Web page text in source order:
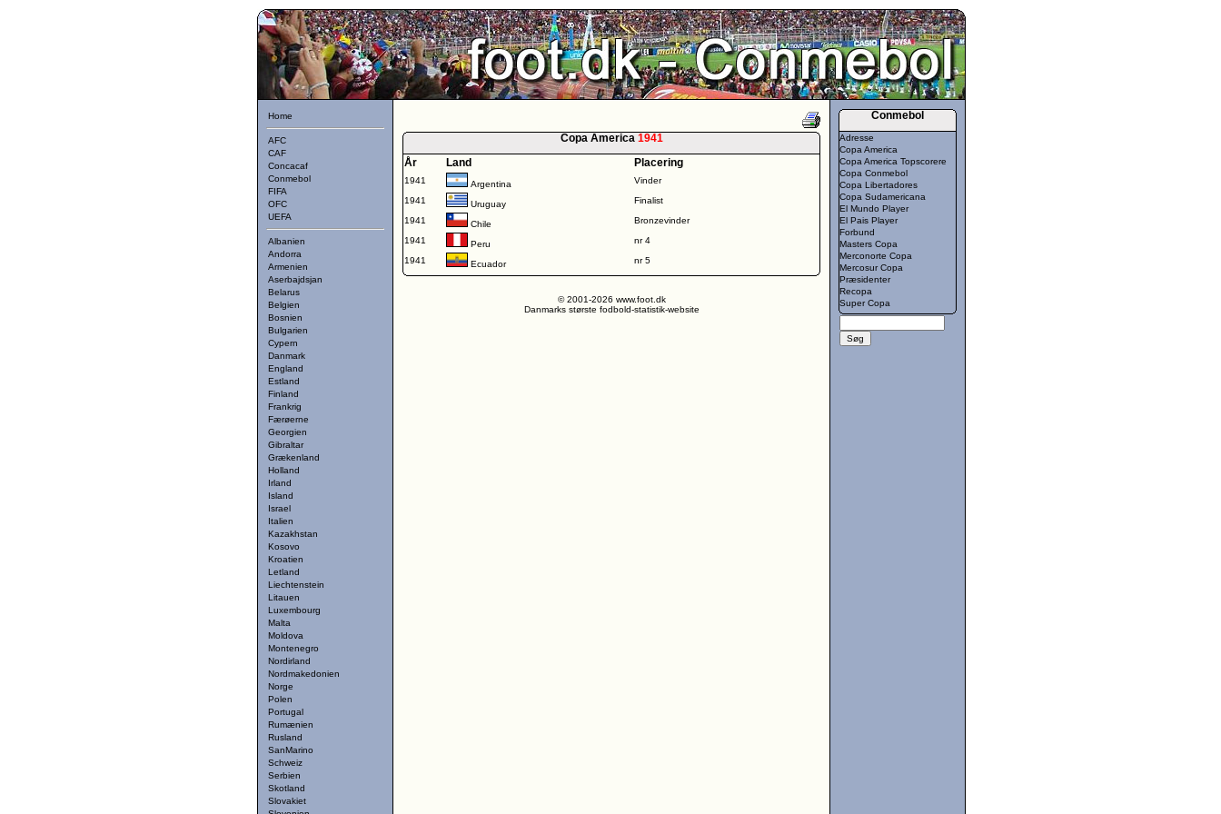
Home
AFC
CAF
Concacaf
Conmebol
FIFA
OFC
UEFA
Albanien
Andorra
Armenien
Aserbajdsjan
Belarus
Belgien
Bosnien
Bulgarien
Cypern
Danmark
England
Estland
Finland
Frankrig
Færøerne
Georgien
Gibraltar
Grækenland
Holland
Irland
Island
Israel
Italien
Kazakhstan
Kosovo
Kroatien
Letland
Liechtenstein
Litauen
Luxembourg
Malta
Moldova
Montenegro
Nordirland
Nordmakedonien
Norge
Polen
Portugal
Rumænien
Rusland
SanMarino
Schweiz
Serbien
Skotland
Slovakiet
Copa America 1941
År
Land Placering
1941 Argentina
Vinder
1941
Uruguay
Finalist
1941
Chile
Bronzevinder
1941
Peru
nr 4
1941
Ecuador nr 5
© 2001-2026 www.foot.dk
Danmarks største fodbold-statistik-website
Conmebol
Adresse
Copa America
Copa America Topscorere
Copa Conmebol
Copa Libertadores
Copa Sudamericana
El Mundo Player
El Pais Player
Forbund
Masters Copa
Merconorte Copa
Mercosur Copa
Præsidenter
Recopa
Super Copa